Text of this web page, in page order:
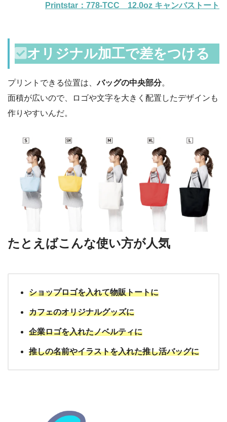
Printstar：778-TCC 12.0oz キャンバストート
オリジナル加工で差をつける
プリントできる位置は、バッグの中央部分。
面積が広いので、ロゴや文字を大きく配置したデザインも
作りやすいんだ。
たとえばこんな使い方が人気
ショップロゴを入れて物販トートに
カフェのオリジナルグッズに
企業ロゴを入れたノベルティに
推しの名前やイラストを入れた推し活バッグに